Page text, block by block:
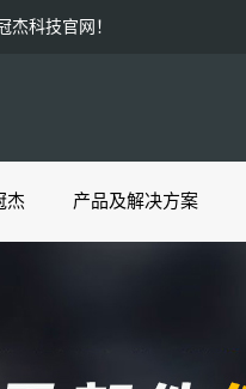
杰科技官网！
杰 产品及解决方案